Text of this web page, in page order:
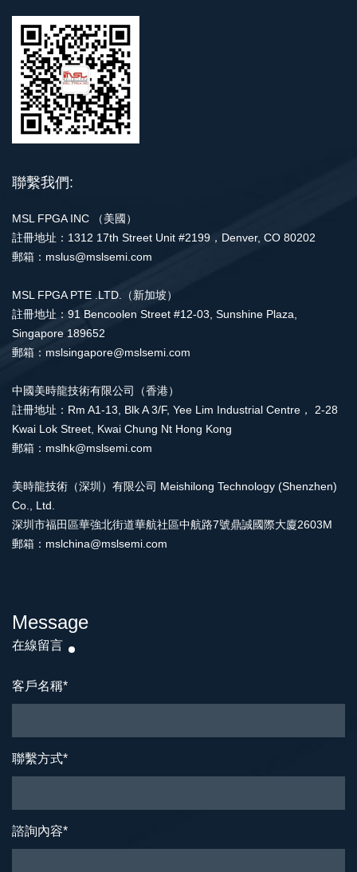
聯繫我們:
MSL FPGA INC （美國）
註冊地址：1312 17th Street Unit #2199，Denver, CO 80202
郵箱：mslus@mslsemi.com
MSL FPGA PTE .LTD.（新加坡）
註冊地址：91 Bencoolen Street #12-03, Sunshine Plaza,
Singapore 189652
郵箱：mslsingapore@mslsemi.com
中國美時龍技術有限公司（香港）
註冊地址：Rm A1-13, Blk A 3/F, Yee Lim Industrial Centre， 2-28
Kwai Lok Street, Kwai Chung Nt Hong Kong
郵箱：mslhk@mslsemi.com
美時龍技術（深圳）有限公司 Meishilong Technology (Shenzhen)
Co., Ltd.
深圳市福田區華強北街道華航社區中航路7號鼎誠國際大廈2603M
郵箱：mslchina@mslsemi.com
Message
在線留言
客戶名稱*
聯繫方式*
諮詢內容*